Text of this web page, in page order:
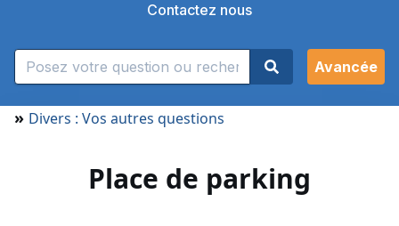
Contactez nous
Avancée
» Divers : Vos autres questions
Place de parking